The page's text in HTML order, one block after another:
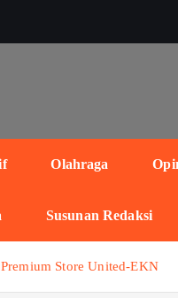
Olahraga
Susunan Redaksi
Store United-EKN